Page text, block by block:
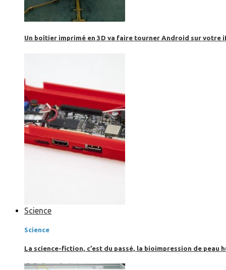
Un boîtier imprimé en 3D va faire tourner Android sur votre
Science
Science
La science-fiction, c’est du passé, la bioimpression de peau